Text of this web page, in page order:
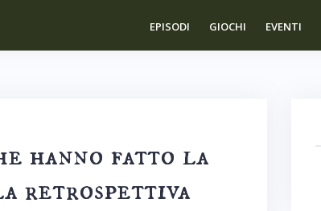
EPISODI GIOCHI EVENTI
hanno fatto la
retrospettiva